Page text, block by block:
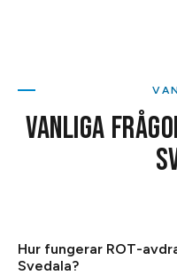
VANLIGA
Hur fungerar ROT-
Svedala?